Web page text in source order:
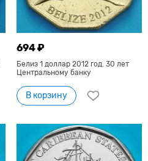
694 ₽
Белиз 1 доллар 2012 год. 30 лет
Центральному банку
В корзину